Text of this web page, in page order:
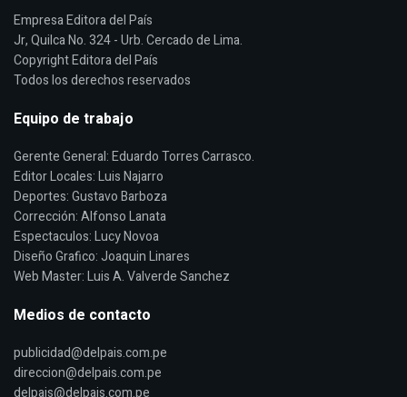
Empresa Editora del País
Jr, Quilca No. 324 - Urb. Cercado de Lima.
Copyright Editora del País
Todos los derechos reservados
Equipo de trabajo
Gerente General: Eduardo Torres Carrasco.
Editor Locales: Luis Najarro
Deportes: Gustavo Barboza
Corrección: Alfonso Lanata
Espectaculos: Lucy Novoa
Diseño Grafico: Joaquin Linares
Web Master: Luis A. Valverde Sanchez
Medios de contacto
publicidad@delpais.com.pe
direccion@delpais.com.pe
delpais@delpais.com.pe